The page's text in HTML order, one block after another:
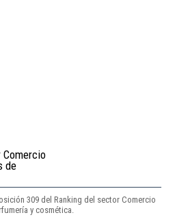
de
309 del Ranking del sector Comercio
y cosmética.